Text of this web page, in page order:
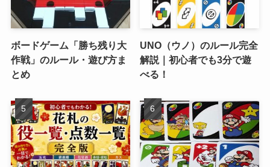
ボードゲーム「勝ち残り大
作戦」のルール・遊び方ま
とめ
UNO（ウノ）のルール完全
解説｜初心者でも3分で遊
べる！